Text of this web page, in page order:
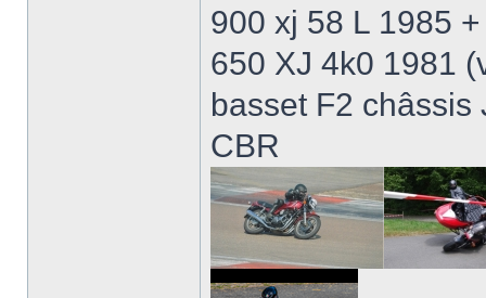
900 xj 58 L 1985
650 XJ 4k0 1981
basset F2
CBR